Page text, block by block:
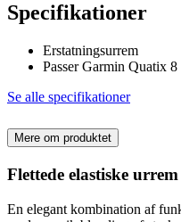
Specifikationer
Erstatningsurrem
Passer Garmin Quatix
Se alle specifikationer
Mere om produktet
Flettede elastiske
En elegant kombination af